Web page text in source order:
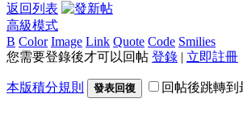
返回列表
高級模式
B Color Image Link Quote Code Smilies
您需要登錄後才可以回帖 登錄 | 立即註冊
本版積分規則 發表回復 回帖後跳轉到